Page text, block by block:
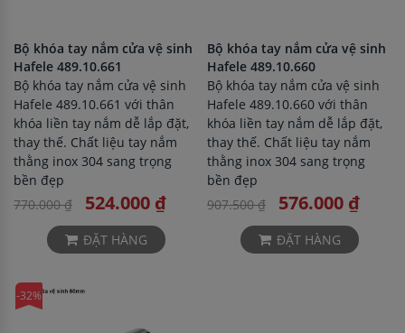
Bộ khóa tay nắm cửa vệ sinh
Hafele 489.10.661
Bộ khóa tay nắm cửa vệ sinh
Hafele 489.10.661 với thân
khóa liền tay nắm dễ lắp đặt,
thay thế. Chất liệu tay nắm
thằng inox 304 sang trọng
bền đẹp
770.000 ₫
524.000 ₫
ĐẶT HÀNG
Bộ khóa tay nắm cửa vệ sinh
Hafele 489.10.660
Bộ khóa tay nắm cửa vệ sinh
Hafele 489.10.660 với thân
khóa liền tay nắm dễ lắp đặt,
thay thế. Chất liệu tay nắm
thằng inox 304 sang trọng
bền đẹp
907.500 ₫
576.000 ₫
ĐẶT HÀNG
-32%